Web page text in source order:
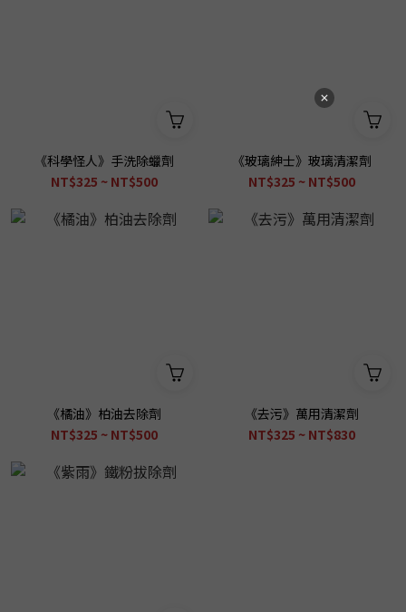
《科學怪人》手洗除蠟劑
NT$325 ~ NT$500
《玻璃紳士》玻璃清潔劑
NT$325 ~ NT$500
《橘油》柏油去除劑
NT$325 ~ NT$500
《去污》萬用清潔劑
NT$325 ~ NT$830